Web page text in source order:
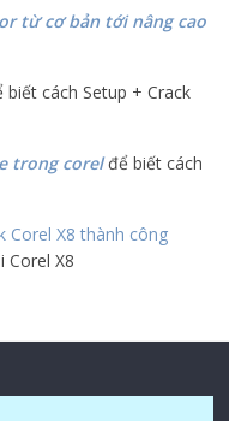
từ cơ bản tới nâng cao
biết cách Setup + Crack
trong corelđể biết cách
Corel X8 thành công
Corel X8